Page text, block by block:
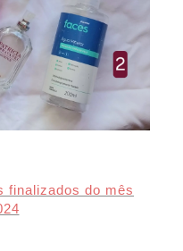
finalizados do mês